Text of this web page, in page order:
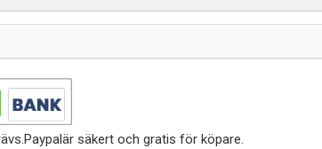
säkert och gratis för köpare.